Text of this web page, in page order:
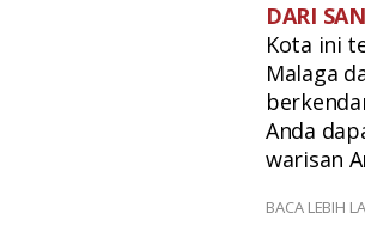
DARI
Kota ini
Malaga
Anda
warisan
BACA LEBIH